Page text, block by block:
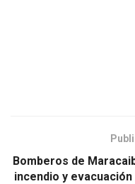
Bomberos de
incendio y